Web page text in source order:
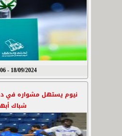
18/09/2024 - 8:06 م
نيوم يستهل مشواره في
شباك